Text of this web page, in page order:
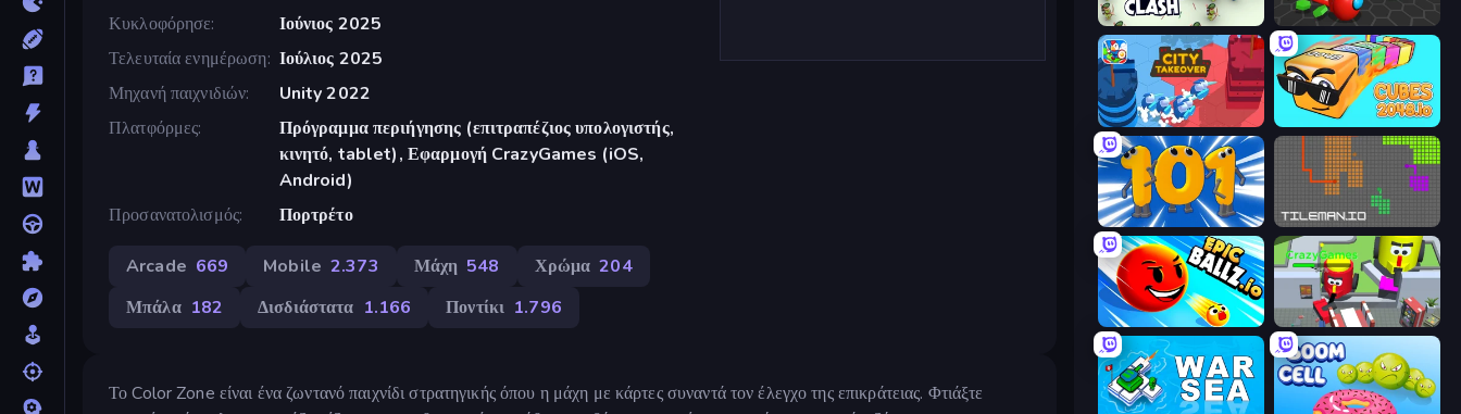
Κυκλοφόρησε
Ιούνιος 2025
Τελευταία ενημέρωση Ιούλιος 2025
Μηχανή παιχνιδιών
Unity 2022
Πλατφόρμες
Πρόγραμμα περιήγησης (επιτραπέζιος υπολογιστής,
κινητό, tablet), Εφαρμογή CrazyGames (iOS,
Android)
Προσανατολισμός
Πορτρέτο
Arcade 669 Mobile 2.373 Μάχη 548 Χρώμα 204
Μπάλα 182 Δισδιάστατα 1.166 Ποντίκι 1.796
Το Color Zone είναι ένα ζωντανό παιχνίδι στρατηγικής όπου η μάχη με κάρτες συναντά τον έλεγχο της επικράτειας. Φτιάξτε
Archer Clash Hexanaut.io
City Takeover Cubes 2048.io
Numbers Arena TileMan.io
EpicBallz.io CleanUp.IO